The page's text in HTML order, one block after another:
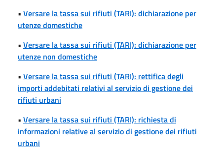
• Versare la tassa sui rifiuti (TARI): dichiarazione per
utenze domestiche
• Versare la tassa sui rifiuti (TARI): dichiarazione per
utenze non domestiche
• Versare la tassa sui rifiuti (TARI): rettifica degli
importi addebitati relativi al servizio di gestione dei
rifiuti urbani
• Versare la tassa sui rifiuti (TARI): richiesta di
informazioni relative al servizio di gestione dei rifiuti
urbani